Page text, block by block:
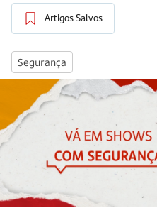
Artigos Salvos
Segurança